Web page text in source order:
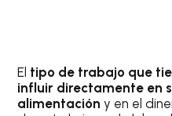
El tipo de trabajo que
influir directamente en
alimentacióny en el